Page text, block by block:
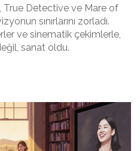
True Detective ve Mare of
sınırlarını zorladı.
ve sinematik çekimlerle,
sanat oldu.